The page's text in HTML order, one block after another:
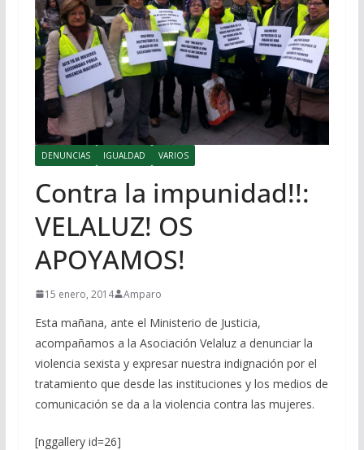
DENUNCIAS IGUALDAD VARIOS
Contra la impunidad!!:
VELALUZ! OS
APOYAMOS!
15 enero, 2014 Amparo
Esta mañana, ante el Ministerio de Justicia,
acompañamos a la Asociación Velaluz a denunciar la
violencia sexista y expresar nuestra indignación por el
tratamiento que desde las instituciones y los medios de
comunicación se da a la violencia contra las mujeres.
[nggallery id=26]